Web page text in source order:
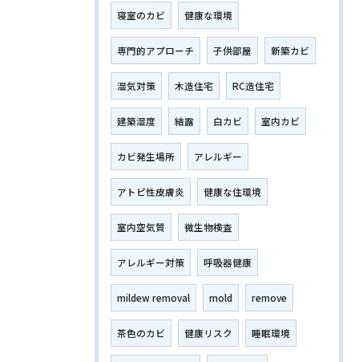
寝室のカビ 健康な環境
専門的アプローチ 子供部屋 新築カビ
湿気対策 木造住宅 RC造住宅
建築湿度 結露 白カビ 室内カビ
カビ発生場所 アレルギー
アトピ性皮膚炎 健康な住環境
室内空気質 微生物検査
アレルギー対策 呼吸器健康
mildew removal mold remove
茶色のカビ 健康リスク 睡眠環境